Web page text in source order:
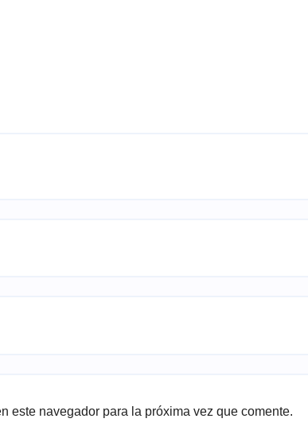
este navegador para la próxima vez que comente.